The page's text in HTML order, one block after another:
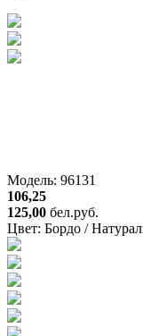
Модель: 96131
106,25
125,00 бел.руб.
Цвет: Бордо /